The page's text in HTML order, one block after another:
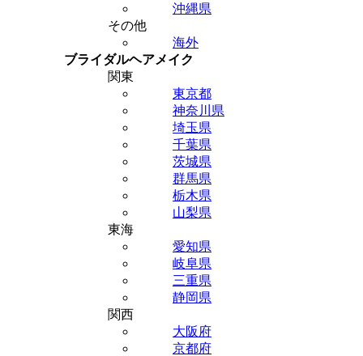
沖縄県
その他
海外
ブライダルヘアメイク
関東
東京都
神奈川県
埼玉県
千葉県
茨城県
群馬県
栃木県
山梨県
東海
愛知県
岐阜県
三重県
静岡県
関西
大阪府
京都府